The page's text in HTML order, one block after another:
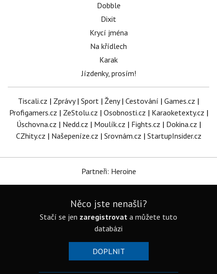
Dobble
Dixit
Krycí jména
Na křídlech
Karak
Jízdenky, prosím!
Tiscali.cz | Zprávy| Sport | Ženy| Cestování | Games.cz |
Profigamers.cz | ZeStolu.cz | Osobnosti.cz | Karaoketexty.cz |
Úschovna.cz | Nedd.cz | Moulík.cz | Fights.cz | Dokina.cz |
CZhity.cz | Našepeníze.cz | Srovnám.cz | StartupInsider.cz
Partneři: Heroine
Něco jste nenašli?
Stačí se jen zaregistrovat a můžete tuto
databázi
DOPLNIT